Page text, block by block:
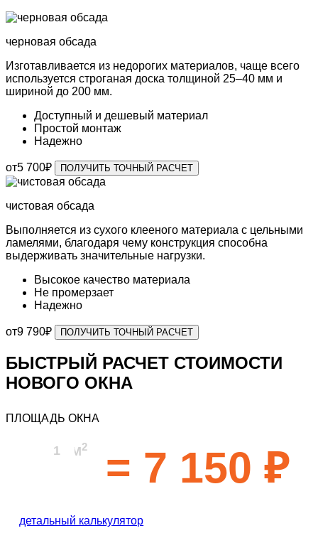
черновая обсада
Изготавливается из недорогих материалов, чаще всего
используется строганая доска толщиной 25–40 мм и
шириной до 200 мм.
Доступный и дешевый материал
Простой монтаж
Надежно
от5 700₽ ПОЛУЧИТЬ ТОЧНЫЙ РАСЧЕТ
чистовая обсада
Выполняется из сухого клееного материала с цельными
ламелями, благодаря чему конструкция способна
выдерживать значительные нагрузки.
Высокое качество материала
Не промерзает
Надежно
от9 790₽ ПОЛУЧИТЬ ТОЧНЫЙ РАСЧЕТ
БЫСТРЫЙ РАСЧЕТ СТОИМОСТИ
НОВОГО ОКНА
ПЛОЩАДЬ ОКНА
М2 = 7 150 ₽
детальный калькулятор